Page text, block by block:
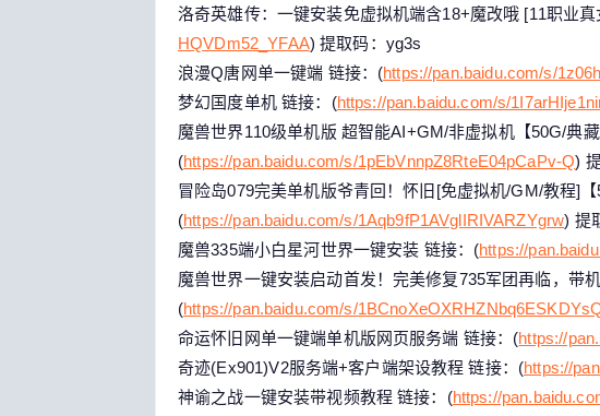
洛奇英雄传：一键安装免虚拟机端含18+魔改哦 [11职业
HQVDm52_YFAA) 提取码：yg3s
浪漫Q唐网单一键端 链接：(https://pan.baidu.com/s/
梦幻国度单机 链接：(https://pan.baidu.com/s/
魔兽世界110级单机版 超智能AI+GM/非虚拟机【50G/典藏
(https://pan.baidu.com/s/1pEbVnnpZ8RteE04pCaPv-Q)
冒险岛079完美单机版爷青回！怀旧[免虚拟机/GM/教程]【
(https://pan.baidu.com/s/1Aqb9fP1AVglIRIVARZYgrw) 提
魔兽335端小白星河世界一键安装 链接：(https://
魔兽世界一键安装启动首发！完美修复735军团再临，带
(https://pan.baidu.com/s/
命运怀旧网单一键端单机版网页服务端 链接：(https://
奇迹(Ex901)V2服务端+客户端架设教程 链接：(https://
神谕之战一键安装带视频教程 链接：(https://